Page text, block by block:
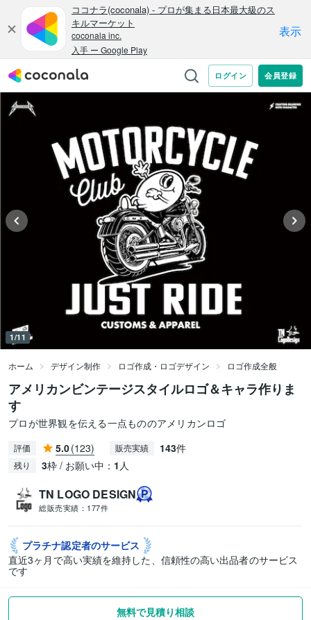
1/11
ホーム デザイン制作 ロゴ作成・ロゴデザイン ロゴ作成全般
アメリカンビンテージスタイルロゴ＆キャラ作りま
す
プロが世界観を伝える一点もののアメリカンロゴ
評価 5.0(123) 販売実績 143件
残り 3枠 / お願い中： 1 人
TN LOGO DESIGN
総販売実績： 177件
プラチナ認定者のサービス
直近3ヶ月で高い実績を維持した、信頼性の高い出品者のサービス
です
無料で見積り相談